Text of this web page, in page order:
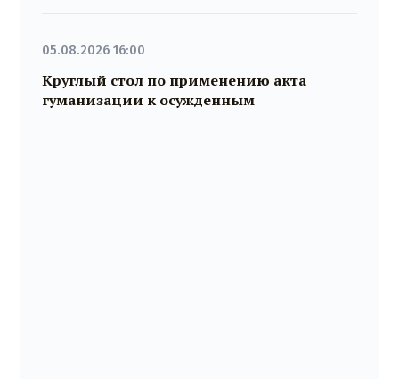
05.08.2026 16:00
Круглый стол по применению акта
гуманизации к осужденным